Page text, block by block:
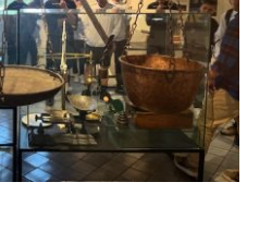
Bilancia
News